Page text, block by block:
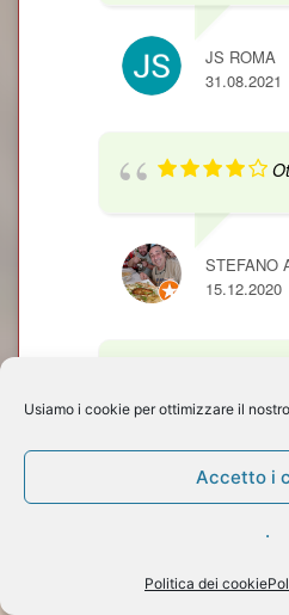
Usiamo i cookie per ottimizzare il
Accetto i
.
Politica dei cookie
JS ROMA
31.08.2021
STEFANO
15.12.2020
STEFANO